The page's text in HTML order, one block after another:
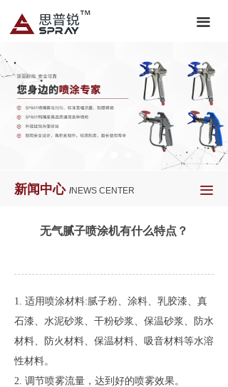
끀
无气腻子喷涂机有什么特点？
1. 适用喷涂材料:腻子粉、涂料、乳胶漆、真
石漆、水泥砂浆、干粉砂浆、保温砂浆、防水
材料、防火材料、保温材料、吸音材料等水溶
性材料。
2. 调节喷雾流量，达到好的喷雾效果。
新闻中心 /NEWS CENTER 끀